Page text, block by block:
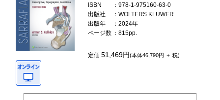
ISBN
：978-1-975160-63-0
出版社
：WOLTERS KLUWER
出版年
：2024年
ページ数 ：815pp.
定価51,469円(本体46,790円 ＋ 税)